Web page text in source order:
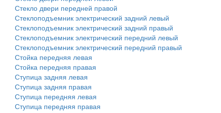
Стекло двери передней правой
Стеклоподъемник электрический задний левый
Стеклоподъемник электрический задний правый
Стеклоподъемник электрический передний левый
Стеклоподъемник электрический передний правый
Стойка передняя левая
Стойка передняя правая
Ступица задняя левая
Ступица задняя правая
Ступица передняя левая
Ступица передняя правая